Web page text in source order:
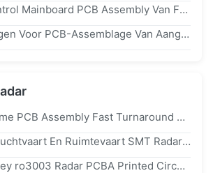
Custom IoT Control Mainboard PCB Assembly Van Fast Turnaround PCB Fabrikant In China
Expertoplossingen Voor PCB-Assemblage Van Aangepaste High-Frequency IoT-Apparaten Voor Slimme Elektronica
Radar Low Volume PCB Assembly Fast Turnaround PCBA Printed Circuit Board Custom
Automobilerij, Luchtvaart En Ruimtevaart SMT Radar PCBA Printed Circuit Board Vervaardiging Vervaardiging
Volledige Turnkey ro3003 Radar PCBA Printed Circuit Board Electronics Assembly